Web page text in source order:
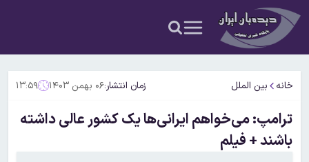
خانه بین الملل زمان انتشار:۰۶ بهمن ۱۴۰۳ ۱۳:۵۹
ترامپ: می‌خواهم ایرانی‌ها یک کشور عالی داشته
باشند + فیلم